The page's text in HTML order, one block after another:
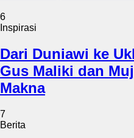
6
Inspirasi
Dari Duniawi ke
Gus Maliki dan
Makna
7
Berita